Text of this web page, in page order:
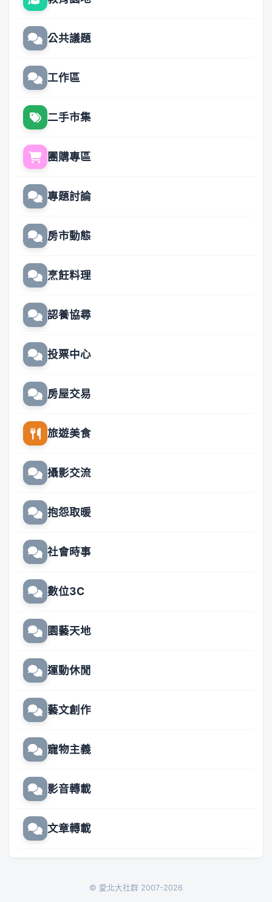
公共議題
工作區
二手市集
團購專區
專題討論
房市動態
烹飪料理
認養協尋
投票中心
房屋交易
旅遊美食
攝影交流
抱怨取暖
社會時事
數位3C
園藝天地
運動休閒
藝文創作
寵物主義
影音轉載
文章轉載
© 愛北大社群 2007-2026